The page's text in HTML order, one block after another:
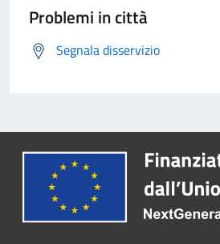
Problemi in città
Segnala disservizio